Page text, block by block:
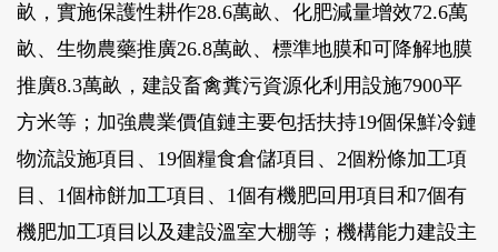
畝，實施保護性耕作28.6萬畝、化肥減量增效72.6萬
畝、生物農藥推廣26.8萬畝、標準地膜和可降解地膜
推廣8.3萬畝，建設畜禽糞污資源化利用設施7900平
方米等；加強農業價值鏈主要包括扶持19個保鮮冷鏈
物流設施項目、19個糧食倉儲項目、2個粉條加工項
目、1個柿餅加工項目、1個有機肥回用項目和7個有
機肥加工項目以及建設溫室大棚等；機構能力建設主